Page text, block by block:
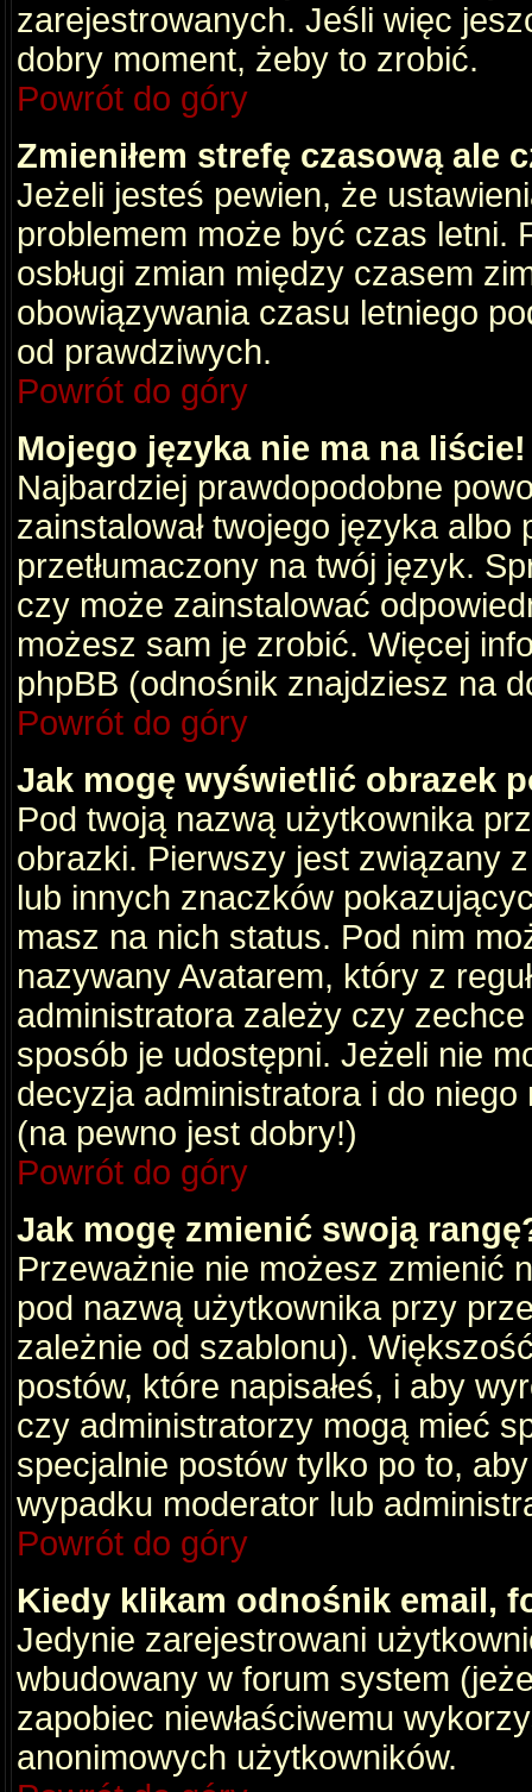
zarejestrowanych. Jeśli więc
dobry moment, żeby to zrobić.
Powrót do góry
Zmieniłem strefę czasową ale
Jeżeli jesteś pewien, że
problemem może być czas letni.
osbługi zmian między czasem
obowiązywania czasu letniego
od prawdziwych.
Powrót do góry
Mojego języka nie ma na liście!
Najbardziej prawdopodobne
zainstalował twojego języka albo
przetłumaczony na twój język.
czy może zainstalować
możesz sam je zrobić. Więcej
phpBB (odnośnik znajdziesz na
Powrót do góry
Jak mogę wyświetlić obrazek
Pod twoją nazwą użytkownika
obrazki. Pierwszy jest związany
lub innych znaczków
masz na nich status. Pod nim
nazywany Avatarem, który z
administratora zależy czy
sposób je udostępni. Jeżeli nie
decyzja administratora i do
(na pewno jest dobry!)
Powrót do góry
Jak mogę zmienić swoją
Przeważnie nie możesz zmienić
pod nazwą użytkownika przy
zależnie od szablonu).
postów, które napisałeś, i aby
czy administratorzy mogą mieć
specjalnie postów tylko po to,
wypadku moderator lub
Powrót do góry
Kiedy klikam odnośnik email,
Jedynie zarejestrowani
wbudowany w forum system
zapobiec niewłaściwemu
anonimowych użytkowników.